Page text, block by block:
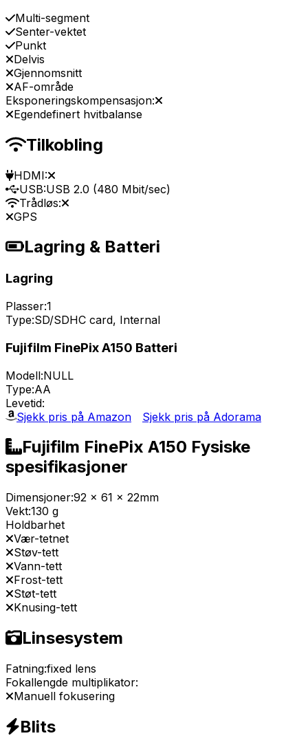
Multi-segment
Senter-vektet
Punkt
Delvis
Gjennomsnitt
AF-område
Eksponeringskompensasjon:
Egendefinert hvitbalanse
Tilkobling
HDMI:
USB:USB 2.0 (480 Mbit/sec)
Trådløs:
GPS
Lagring & Batteri
Lagring
Plasser:1
Type:SD/SDHC card, Internal
Fujifilm FinePix A150 Batteri
Modell:NULL
Type:AA
Levetid:
Sjekk pris på Amazon
Sjekk pris på Adorama
Fujifilm FinePix A150 Fysiske
spesifikasjoner
Dimensjoner:92 x 61 x 22mm
Vekt:130 g
Holdbarhet
Vær-tetnet
Støv-tett
Vann-tett
Frost-tett
Støt-tett
Knusing-tett
Linsesystem
Fatning:fixed lens
Fokallengde multiplikator:
Manuell fokusering
Blits